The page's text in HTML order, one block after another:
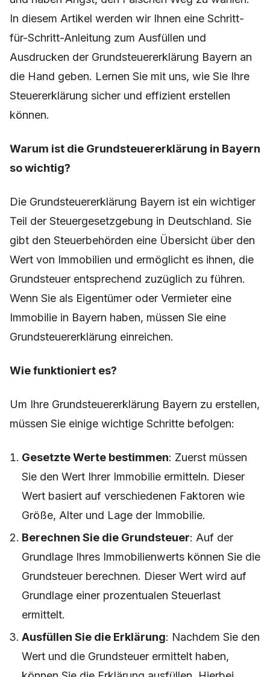
In diesem Artikel werden wir Ihnen eine Schritt-
für-Schritt-Anleitung zum Ausfüllen und
Ausdrucken der Grundsteuererklärung Bayern an
die Hand geben. Lernen Sie mit uns, wie Sie Ihre
Steuererklärung sicher und effizient erstellen
können.
Warum ist die Grundsteuererklärung in Bayern
so wichtig?
Die Grundsteuererklärung Bayern ist ein wichtiger
Teil der Steuergesetzgebung in Deutschland. Sie
gibt den Steuerbehörden eine Übersicht über den
Wert von Immobilien und ermöglicht es ihnen, die
Grundsteuer entsprechend zuzüglich zu führen.
Wenn Sie als Eigentümer oder Vermieter eine
Immobilie in Bayern haben, müssen Sie eine
Grundsteuererklärung einreichen.
Wie funktioniert es?
Um Ihre Grundsteuererklärung Bayern zu erstellen,
müssen Sie einige wichtige Schritte befolgen:
Gesetzte Werte bestimmen: Zuerst müssen
Sie den Wert Ihrer Immobilie ermitteln. Dieser
Wert basiert auf verschiedenen Faktoren wie
Größe, Alter und Lage der Immobilie.
Berechnen Sie die Grundsteuer: Auf der
Grundlage Ihres Immobilienwerts können Sie die
Grundsteuer berechnen. Dieser Wert wird auf
Grundlage einer prozentualen Steuerlast
ermittelt.
Ausfüllen Sie die Erklärung: Nachdem Sie den
Wert und die Grundsteuer ermittelt haben,